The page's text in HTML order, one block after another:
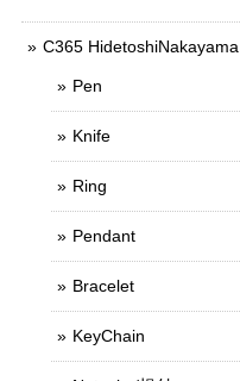
C365 HidetoshiNakayama
Pen
Knife
Ring
Pendant
Bracelet
KeyChain